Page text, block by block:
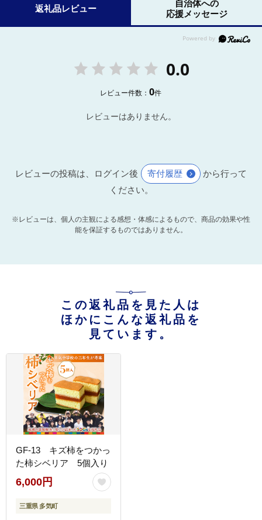
返礼品レビュー
自治体への
応援メッセージ
0.0
レビュー件数：0件
レビューはありません。
レビューの投稿は、ログイン後 寄付履歴
から行って
ください。
※レビューは、個人の主観による感想・体感によるもので、商品の効果や性
能を保証するものではありません。
この返礼品を見た人は
ほかにこんな返礼品を
見ています。
GF-13 キズ柿をつかっ
た柿シベリア 5個入り
6,000円
三重県 多気町